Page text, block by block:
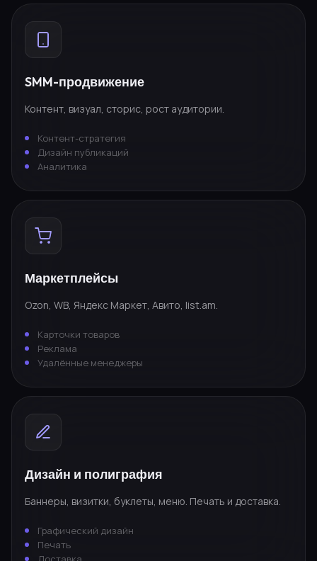
SMM-продвижение
Контент, визуал, сторис, рост аудитории.
Контент-стратегия
Дизайн публикаций
Аналитика
Маркетплейсы
Ozon, WB, Яндекс Маркет, Авито, list.am.
Карточки товаров
Реклама
Удалённые менеджеры
Дизайн и полиграфия
Баннеры, визитки, буклеты, меню. Печать и доставка.
Графический дизайн
Печать